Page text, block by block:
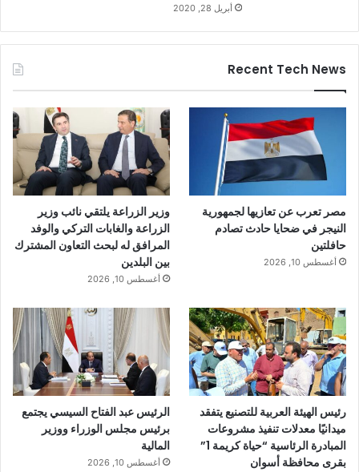
أبريل 28, 2020
Recent Tech News
مصر تعرب عن تعازيها لجمهورية
النيجر في ضحايا حادث تصادم
حافلتين
أغسطس 10, 2026
وزير الزراعة يلتقي نائب وزير
الزراعة والغابات التركي والوفد
المرافق له لبحث التعاون المشترك
بين البلدين
أغسطس 10, 2026
رئيس الهيئة العربية للتصنيع يتفقد
ميدانيًا معدلات تنفيذ مشروعات
المبادرة الرئاسية “حياة كريمة 1”
بقرى محافظة أسوان
الرئيس عبد الفتاح السيسي يجتمع
برئيس مجلس الوزراء ووزير
المالية
أغسطس 10, 2026